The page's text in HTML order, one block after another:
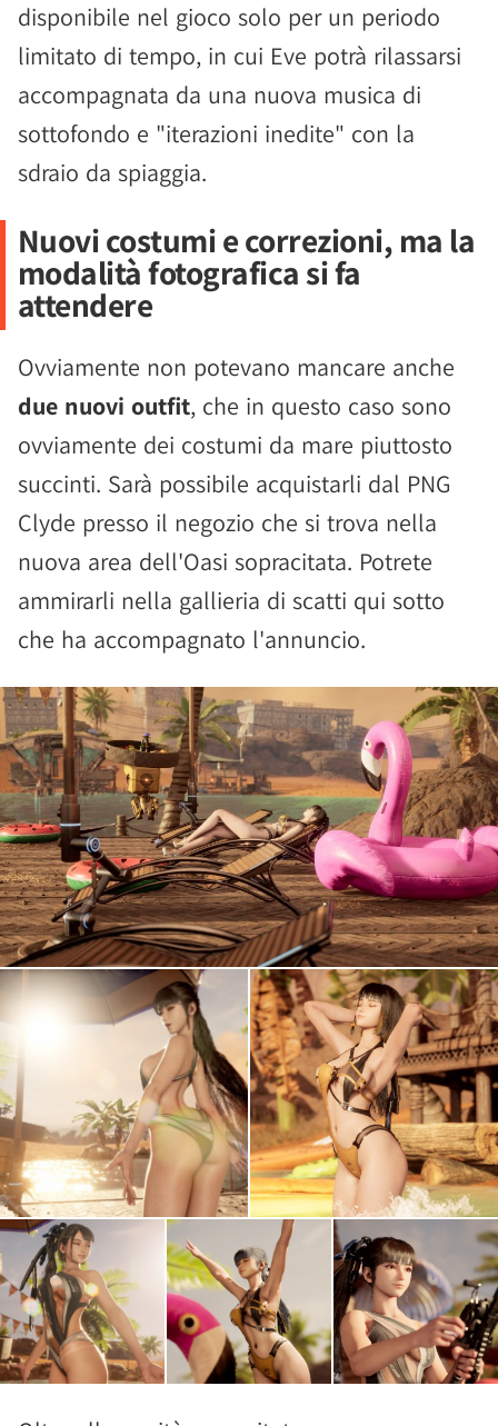
disponibile nel gioco solo per un periodo
limitato di tempo, in cui Eve potrà rilassarsi
accompagnata da una nuova musica di
sottofondo e "iterazioni inedite" con la
sdraio da spiaggia.
Nuovi costumi e correzioni, ma la
modalità fotografica si fa
attendere
Ovviamente non potevano mancare anche
due nuovi outfit, che in questo caso sono
ovviamente dei costumi da mare piuttosto
succinti. Sarà possibile acquistarli dal PNG
Clyde presso il negozio che si trova nella
nuova area dell'Oasi sopracitata. Potrete
ammirarli nella gallieria di scatti qui sotto
che ha accompagnato l'annuncio.